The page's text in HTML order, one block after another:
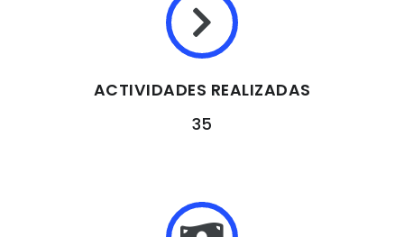
ACTIVIDADES REALIZADAS
35